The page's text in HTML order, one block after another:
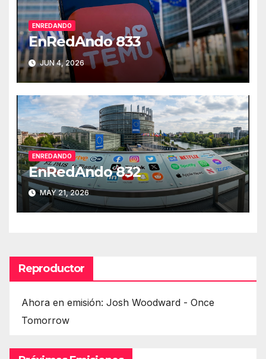
ENREDANDO
EnRedAndo 833
JUN 4, 2026
ENREDANDO
EnRedAndo 832
MAY 21, 2026
Reproductor
Ahora en emisión: Josh Woodward - Once
Tomorrow